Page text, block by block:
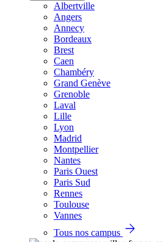
Albertville
Angers
Annecy
Bordeaux
Brest
Caen
Chambéry
Grand Genève
Grenoble
Laval
Lille
Lyon
Madrid
Montpellier
Nantes
Paris Ouest
Paris Sud
Rennes
Toulouse
Vannes
Tous nos campus